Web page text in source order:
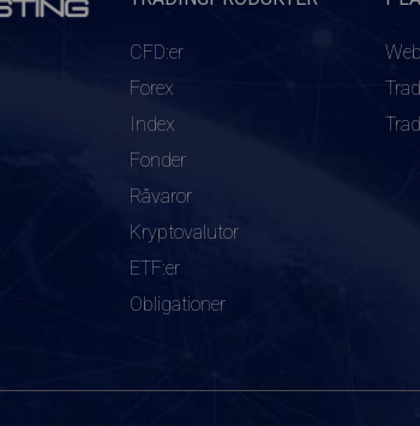
CFD:er
Forex
Index
Fonder
Råvaror
Kryptovalutor
ETF:er
Obligationer